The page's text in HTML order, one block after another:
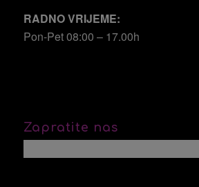
RADNO VRIJEME:
Pon-Pet 08:00 – 17.00h
Zapratite nas